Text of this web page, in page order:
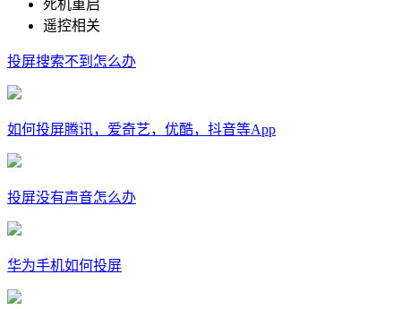
死机重启
遥控相关
投屏搜索不到怎么办
如何投屏腾讯，爱奇艺，优酷，抖音等App
投屏没有声音怎么办
华为手机如何投屏